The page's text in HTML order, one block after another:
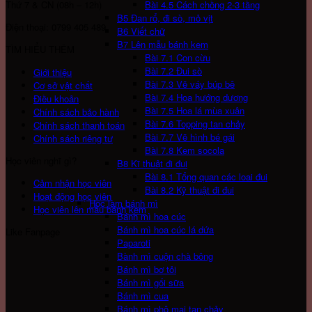
Bài 4.5 Cách chồng 2-3 tầng
B5 Đan rổ, đi sò, mỏ vịt
B6 Viết chữ
B7 Lên mẫu bánh kem
Bài 7.1 Con cừu
Bài 7.2 Đui sò
Bài 7.3 Vẽ váy búp bê
Bài 7.4 Hoa hướng dương
Bài 7.5 Hoa lá mùa xuân
Bài 7.6 Topping tan chảy
Bài 7.7 Vẽ hình bé gái
Bài 7.8 Kem socola
B8 Kĩ thuật đi đui
Bài 8.1 Tổng quan các loai đui
Bài 8.2 Kỹ thuật đi đui
Học làm bánh mì
Bánh mì hoa cúc
Bánh mì hoa cúc lá dứa
Paparoti
Bành mì cuộn chà bông
Bánh mì bơ tỏi
Bánh mì gối sữa
Bánh mì cua
Bánh mì phô mai tan chảy
Giới thiệu
Cơ sở vật chất
Điều khoản
Chính sách bảo hành
Chính sách thanh toán
Chính sách riêng tư
Cảm nhận học viên
Hoạt động học viên
Học viên lên mẫu bánh kem